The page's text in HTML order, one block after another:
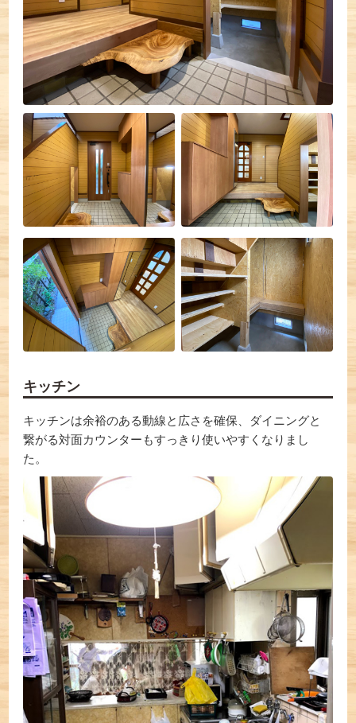
キッチン
キッチンは余裕のある動線と広さを確保、ダイニングと
繋がる対面カウンターもすっきり使いやすくなりまし
た。